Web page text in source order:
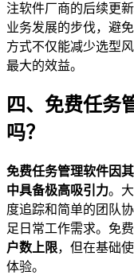
注软件厂商的后续更
业务发展的步伐，避
方式不仅能减少选型
最大的效益。
四、免费任务
吗？
免费任务管理软件因
中具备极高吸引力。
度追踪和简单的团队
足日常工作需求。免
户数上限，但在基础
体验。